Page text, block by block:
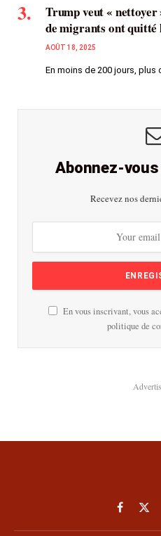
Trump veut «
de migrants ont quitté
AOÛT 18, 2025
En moins de 200 jours, plus
Abonnez-
Recevez nos
En vous inscrivant, vous
politique de
Facebook
X